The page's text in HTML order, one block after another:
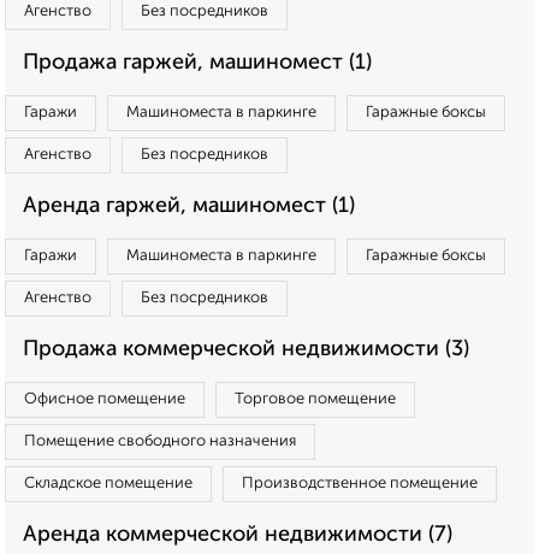
Агенство Без посредников
Продажа гаржей, машиномест (1)
Гаражи Машиноместа в паркинге Гаражные боксы
Агенство Без посредников
Аренда гаржей, машиномест (1)
Гаражи Машиноместа в паркинге Гаражные боксы
Агенство Без посредников
Продажа коммерческой недвижимости (3)
Офисное помещение Торговое помещение
Помещение свободного назначения
Складское помещение Производственное помещение
Аренда коммерческой недвижимости (7)